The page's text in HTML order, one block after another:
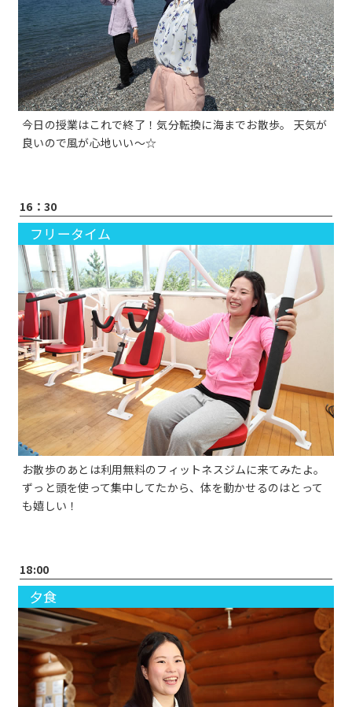
今日の授業はこれで終了！気分転換に海までお散歩。 天気が
良いので風が心地いい～☆
16：30
フリータイム
お散歩のあとは利用無料のフィットネスジムに来てみたよ。
ずっと頭を使って集中してたから、体を動かせるのはとって
も嬉しい！
18:00
夕食